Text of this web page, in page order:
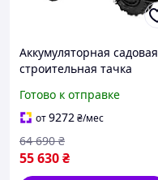
Аккумуляторная садовая
строительная тачка
Готово к отправке
от9272₴/мес
55 630₴
64 690 ₴